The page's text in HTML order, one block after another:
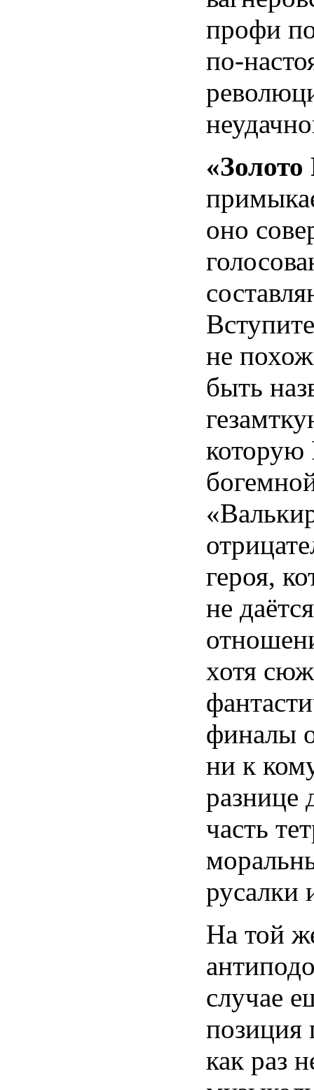
профи
по-
«Золото
оно
не
быть
которую
героя,
не
хотя
финалы
ни к
разнице
часть
русалки
На той
случае
позиция
как раз